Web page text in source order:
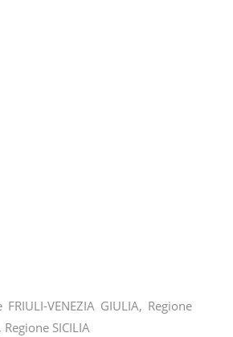
VENEZIA GIULIA, Regione
SICILIA